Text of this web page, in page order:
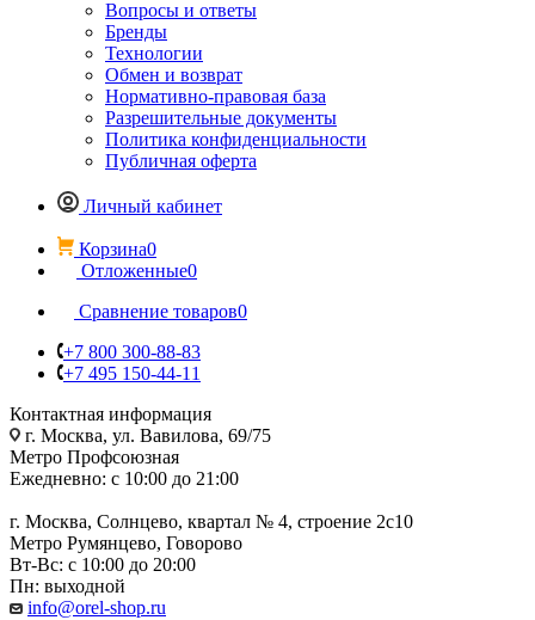
Вопросы и ответы
Бренды
Технологии
Обмен и возврат
Нормативно-правовая база
Разрешительные документы
Политика конфиденциальности
Публичная оферта
Личный кабинет
Корзина0
Отложенные0
Сравнение товаров0
+7 800 300-88-83
+7 495 150-44-11
Контактная информация
г. Москва, ул. Вавилова, 69/75
Метро Профсоюзная
Ежедневно: с 10:00 до 21:00
г. Москва, Солнцево, квартал № 4, строение 2с10
Метро Румянцево, Говорово
Вт-Вс: с 10:00 до 20:00
Пн: выходной
info@orel-shop.ru